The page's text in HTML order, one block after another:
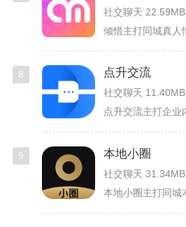
社交聊天 22.59MB
8 点升交流
社交聊天 11.40MB
9 本地小圈
社交聊天 31.34MB